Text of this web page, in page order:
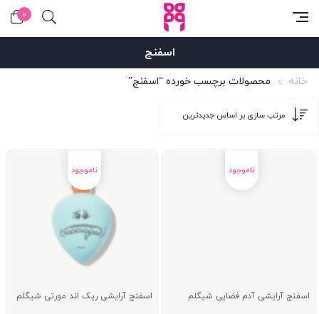
0
اسفنج
خانه محصولات برچسب خورده “اسفنج”
اسفنج آرایشی آدم فضایی شیگلم اسفنج آرایشی ریک اند مورتی شیگلم